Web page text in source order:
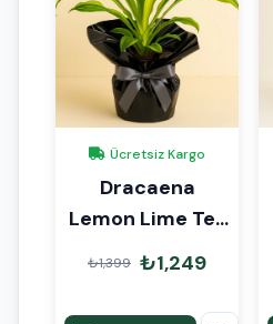
Ücretsiz Kargo
Dracaena
Lemon Lime Tek
Kök Hediye
Paketli
₺1,399 ₺1,249